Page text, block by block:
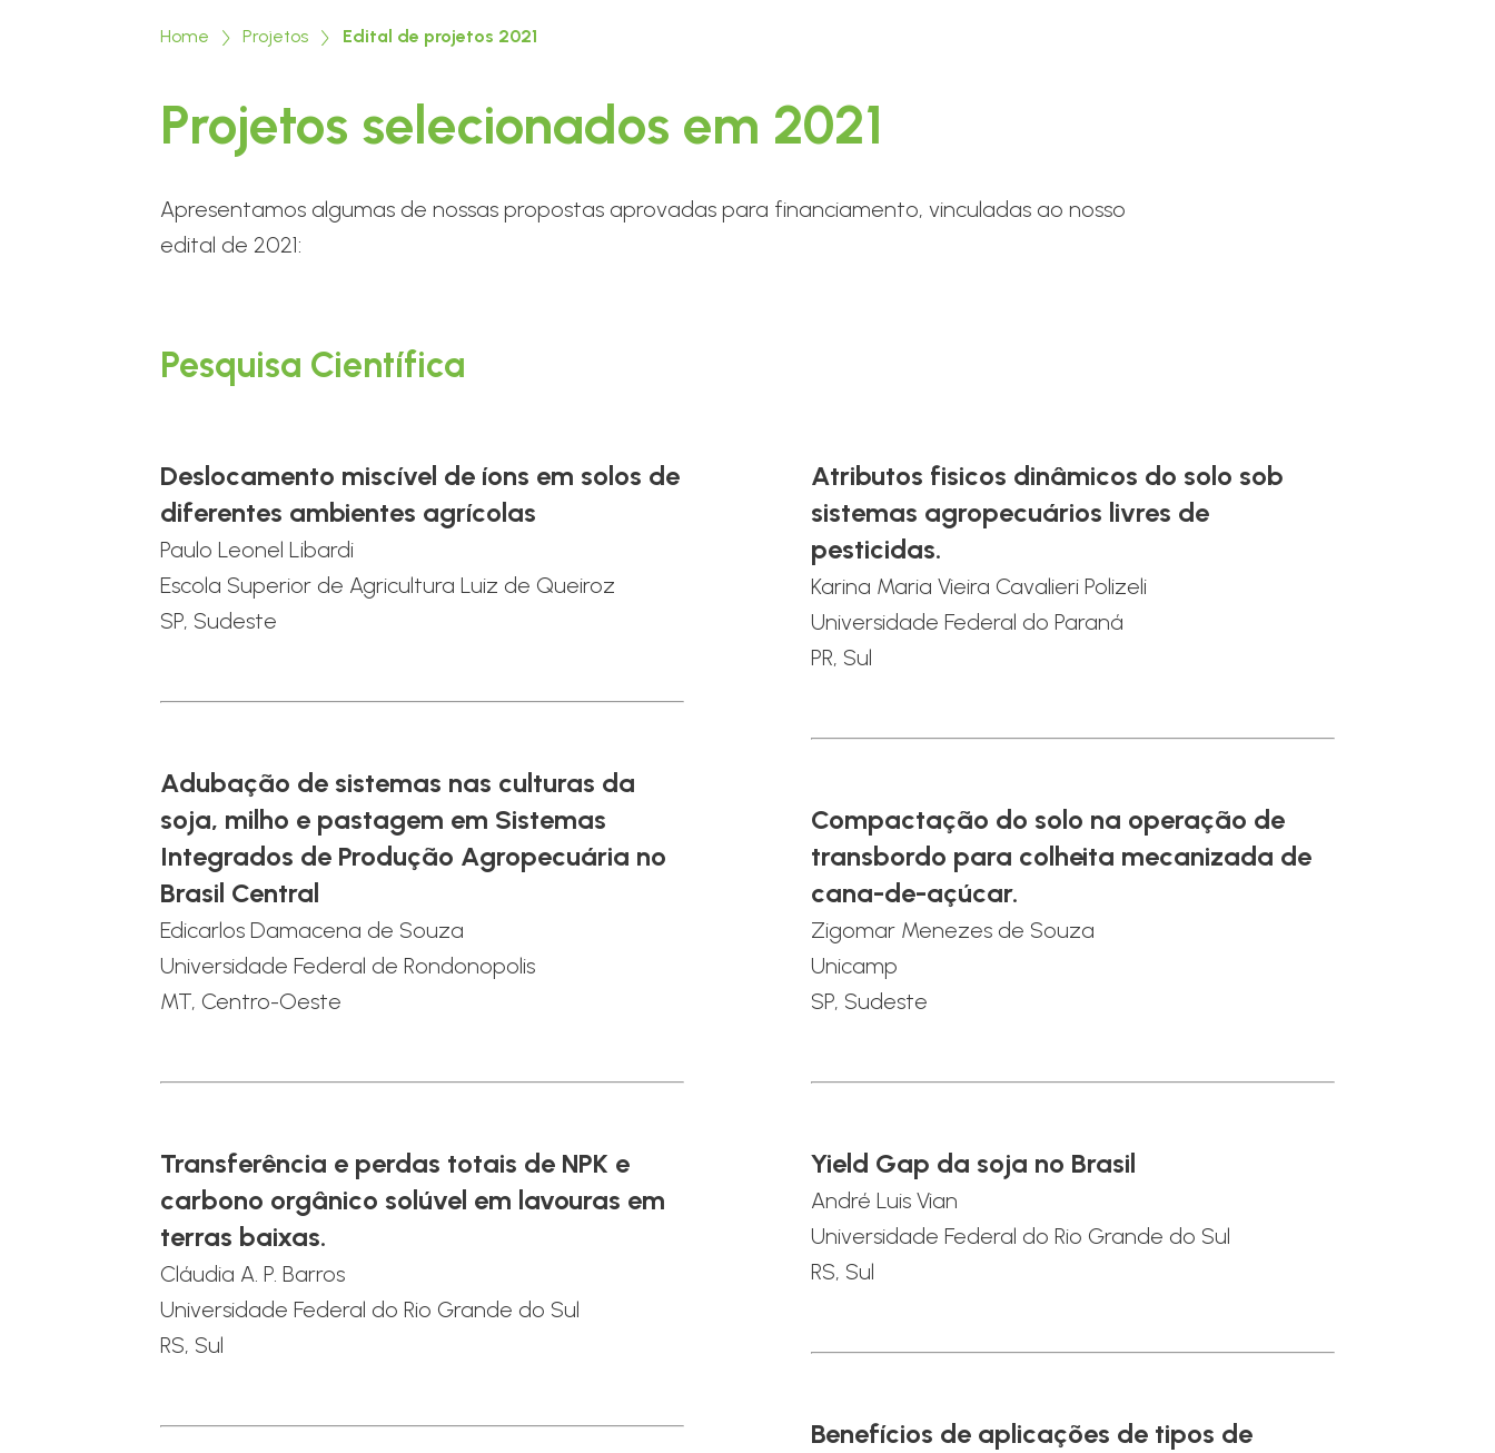
Home Projetos Edital de projetos 2021
Projetos selecionados em 2021
Apresentamos algumas de nossas propostas aprovadas para financiamento, vinculadas ao nosso
edital de 2021:
Pesquisa Científica
Deslocamento miscível de íons em solos de
diferentes ambientes agrícolas
Paulo Leonel Libardi
Escola Superior de Agricultura Luiz de Queiroz
SP, Sudeste
Adubação de sistemas nas culturas da
soja, milho e pastagem em Sistemas
Integrados de Produção Agropecuária no
Brasil Central
Edicarlos Damacena de Souza
Universidade Federal de Rondonopolis
MT, Centro-Oeste
Transferência e perdas totais de NPK e
carbono orgânico solúvel em lavouras em
terras baixas.
Cláudia A. P. Barros
Universidade Federal do Rio Grande do Sul
RS, Sul
Atributos fisicos dinâmicos do solo sob
sistemas agropecuários livres de
pesticidas.
Karina Maria Vieira Cavalieri Polizeli
Universidade Federal do Paraná
PR, Sul
Compactação do solo na operação de
transbordo para colheita mecanizada de
cana-de-açúcar.
Zigomar Menezes de Souza
Unicamp
SP, Sudeste
Yield Gap da soja no Brasil
André Luis Vian
Universidade Federal do Rio Grande do Sul
RS, Sul
Benefícios de aplicações de tipos de